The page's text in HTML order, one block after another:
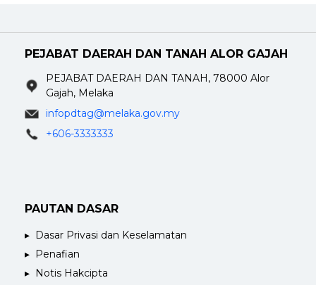
PEJABAT DAERAH DAN TANAH ALOR GAJAH
PEJABAT DAERAH DAN TANAH, 78000 Alor
Gajah, Melaka
infopdtag@melaka.gov.my
+606-3333333
PAUTAN DASAR
Dasar Privasi dan Keselamatan
Penafian
Notis Hakcipta